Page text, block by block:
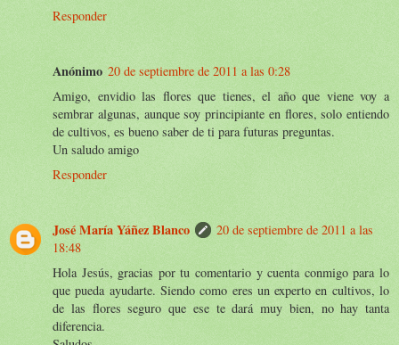
Responder
Anónimo 20 de septiembre de 2011 a las 0:28
Amigo, envidio las flores que tienes, el año que viene voy a
sembrar algunas, aunque soy principiante en flores, solo entiendo
de cultivos, es bueno saber de ti para futuras preguntas.
Un saludo amigo
Responder
José María Yáñez Blanco
20 de septiembre de 2011 a las
18:48
Hola Jesús, gracias por tu comentario y cuenta conmigo para lo
que pueda ayudarte. Siendo como eres un experto en cultivos, lo
de las flores seguro que ese te dará muy bien, no hay tanta
diferencia.